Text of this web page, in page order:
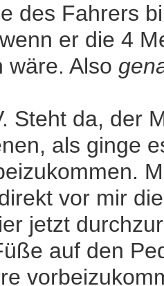
des Fahrers
er die 4
wäre. Also
Steht da, der
als ginge
vor mir
jetzt
auf den